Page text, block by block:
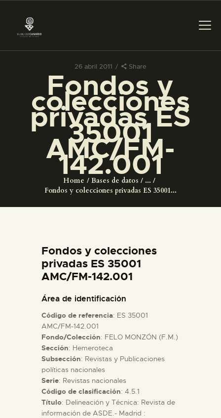
26 abril 2011 Share
Fondos y
colecciones
privadas ES
35001
AMC/FM-
142.001
Home Bases de datos
...
Fondos y colecciones privadas ES 35001...
PREPARAR LA VISITA
ACTIVIDADES
█
EL MUSEO
ESPAÑOL
ACTIVIDADES
█
EL MUSEO
COLECCIONES
Fondos y colecciones
privadas ES 35001
AMC/FM-142.001
Área de identificación
Código de referencia: ES 35001
AMC/FM-142.001
Fondo/Colección: FELO MONZÓN (F.M.)
Sección: Hemeroteca
Subsección: Revistas y Publicaciones
políticas nacionales
Serie: Revistas nacionales
Código de clasificación: 4.5.1
Título: Delineación y Técnica: Revista de
información de ASDE.- Madrid :